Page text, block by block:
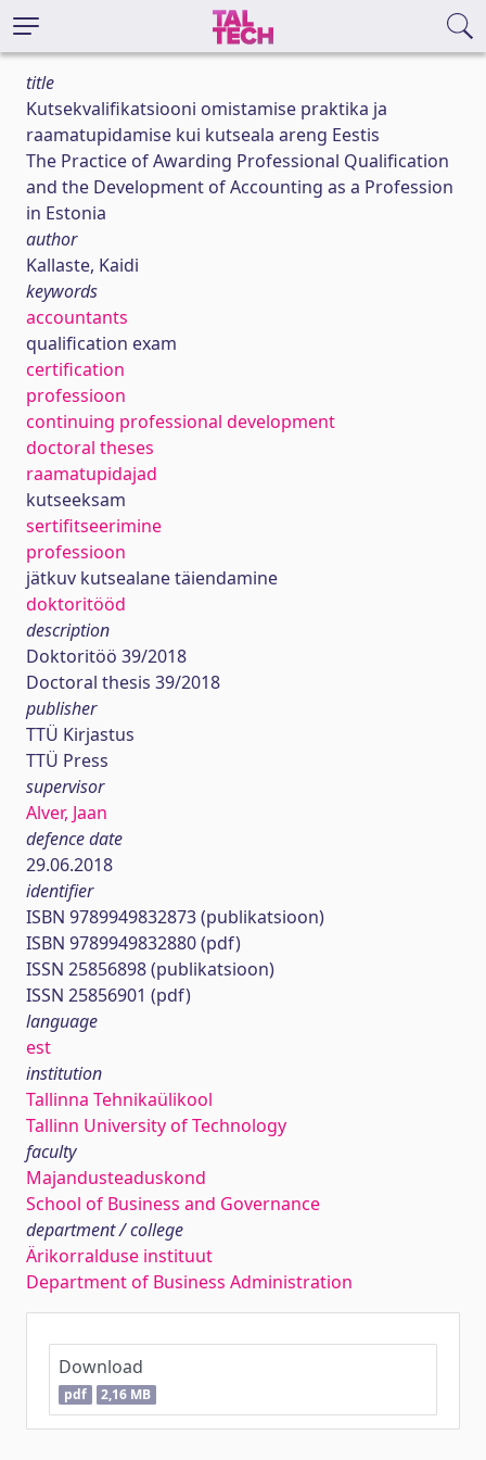
title
Kutsekvalifikatsiooni omistamise praktika ja
raamatupidamise kui kutseala areng Eestis
The Practice of Awarding Professional Qualification
and the Development of Accounting as a Profession
in Estonia
author
Kallaste, Kaidi
keywords
accountants
qualification exam
certification
professioon
continuing professional development
doctoral theses
raamatupidajad
kutseeksam
sertifitseerimine
professioon
jätkuv kutsealane täiendamine
doktoritööd
description
Doktoritöö 39/2018
Doctoral thesis 39/2018
publisher
TTÜ Kirjastus
TTÜ Press
supervisor
Alver, Jaan
defence date
29.06.2018
identifier
ISBN 9789949832873 (publikatsioon)
ISBN 9789949832880 (pdf)
ISSN 25856898 (publikatsioon)
ISSN 25856901 (pdf)
language
est
institution
Tallinna Tehnikaülikool
Tallinn University of Technology
faculty
Majandusteaduskond
School of Business and Governance
department / college
Ärikorralduse instituut
Department of Business Administration
Download
pdf 2,16 MB